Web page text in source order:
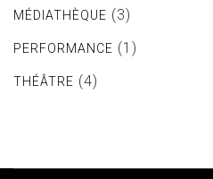
MÉDIATHÈQUE (3)
PERFORMANCE (1)
THÉÂTRE (4)